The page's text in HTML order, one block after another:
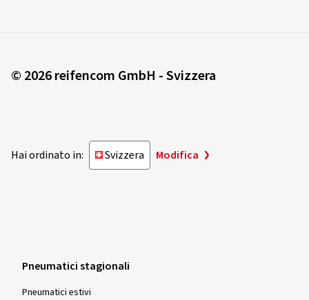
© 2026 reifencom GmbH - Svizzera
Hai ordinato in: Svizzera Modifica
Pneumatici stagionali
Pneumatici estivi